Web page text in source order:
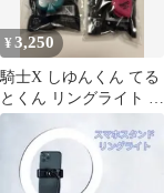
¥3,250
騎士X しゆんくん てる
とくん リングライト リ
ンライ